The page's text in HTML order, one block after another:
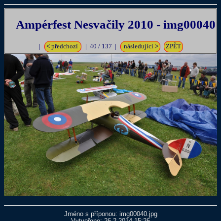
Ampérfest Nesvačily 2010 - img00040
<předchozí | 40 / 137 | následující > ZPĚT
Jméno s příponou: img00040.jpg